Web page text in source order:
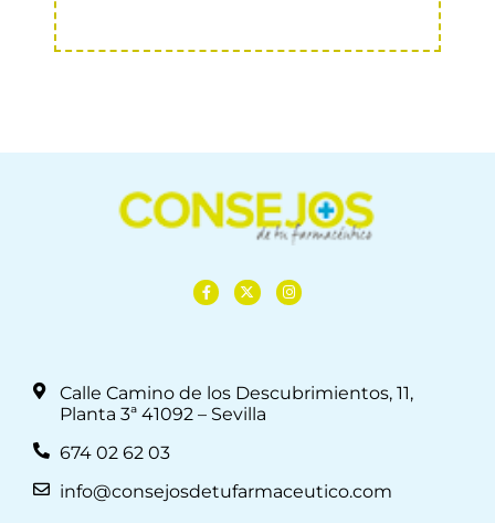
Calle Camino de los Descubrimientos, 11,
Planta 3ª 41092 – Sevilla
674 02 62 03
info@consejosdetufarmaceutico.com